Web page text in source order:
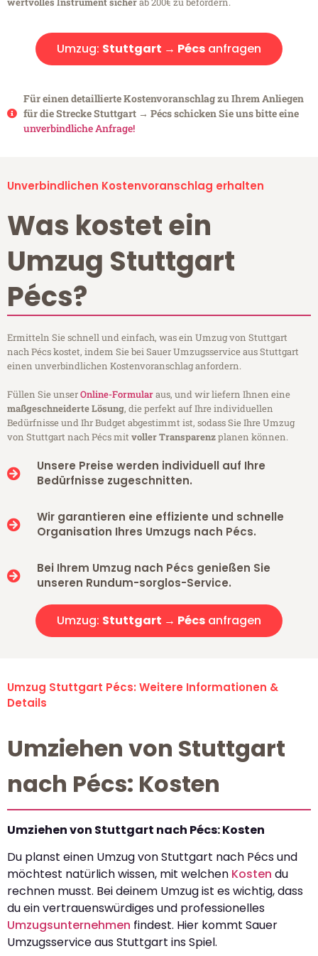
Umzug: Stuttgart → Pécs anfragen
Für einen detaillierte Kostenvoranschlag zu Ihrem Anliegen
für die Strecke Stuttgart → Pécs schicken Sie uns bitte eine
unverbindliche Anfrage!
Unverbindlichen Kostenvoranschlag erhalten
Was kostet ein
Umzug Stuttgart
Pécs?
Ermitteln Sie schnell und einfach, was ein Umzug von Stuttgart
nach Pécs kostet, indem Sie bei Sauer Umzugsservice aus Stuttgart
einen unverbindlichen Kostenvoranschlag anfordern.
Füllen Sie unserOnline-Formularaus, und wir liefern Ihnen eine
maßgeschneiderte Lösung, die perfekt auf Ihre individuellen
Bedürfnisse und Ihr Budget abgestimmt ist, sodass Sie Ihre Umzug
von Stuttgart nach Pécs mitvoller Transparenzplanen können.
Unsere Preise werden individuell auf Ihre
Bedürfnisse zugeschnitten.
Wir garantieren eine effiziente und schnelle
Organisation Ihres Umzugs nach Pécs.
Bei Ihrem Umzug nach Pécs genießen Sie
unseren Rundum-sorglos-Service.
Umzug: Stuttgart → Pécs anfragen
Umzug Stuttgart Pécs: Weitere Informationen &
Details
Umziehen von Stuttgart
nach Pécs: Kosten
Umziehen von Stuttgart nach Pécs: Kosten
Du planst einen Umzug von Stuttgart nach Pécs und
möchtest natürlich wissen, mit welchen Kosten du
rechnen musst. Bei deinem Umzug ist es wichtig, dass
du ein vertrauenswürdiges und professionelles
Umzugsunternehmen findest. Hier kommt Sauer
Umzugsservice aus Stuttgart ins Spiel.